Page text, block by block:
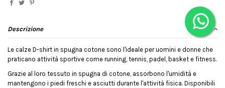
Descrizione
Le calze D-shirt in spugna cotone sono l'ideale per uomini e donne che
praticano attività sportive come running, tennis, padel, basket e fitness.
Grazie al loro tessuto in spugna di cotone, assorbono l'umidità e
mantengono i piedi freschi e asciutti durante l'attività fisica. Disponibili